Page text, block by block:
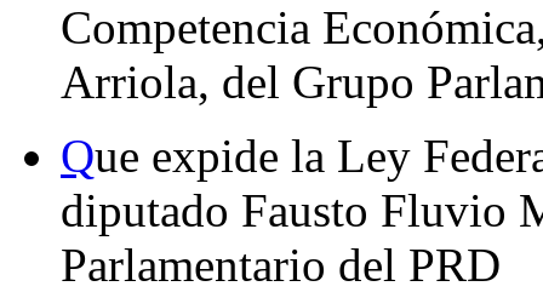
Competencia
Arriola, del Grupo
Que expide la Ley
diputado Fausto Fluvio
Parlamentario del PRD